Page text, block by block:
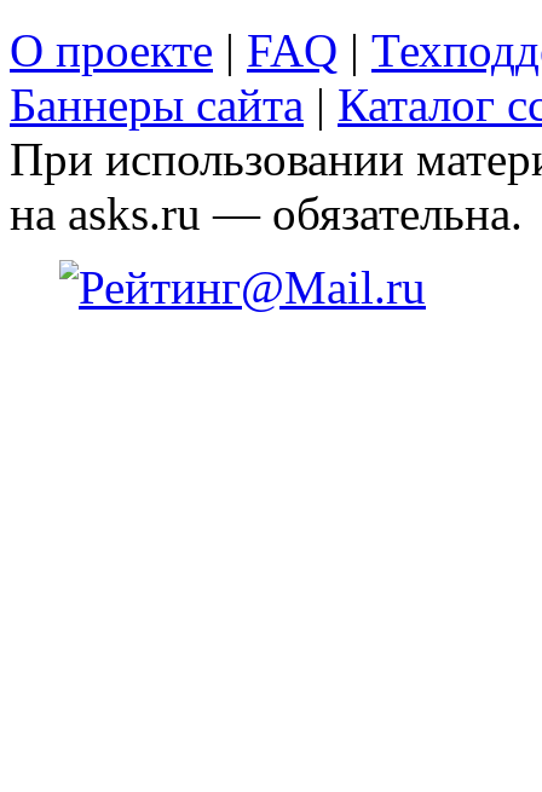
О проекте | FAQ |
Баннеры сайта | Каталог
При использовании
на asks.ru — обязательна.